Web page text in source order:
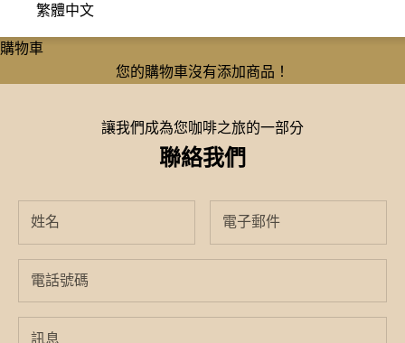
繁體中文
購物車
您的購物車沒有添加商品！
讓我們成為您咖啡之旅的一部分
聯絡我們